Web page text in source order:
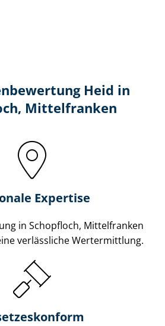
Heid in
Mittelfranken
Expertise
in Schopfloch, Mittelfranken
verlässliche Wertermittlung.